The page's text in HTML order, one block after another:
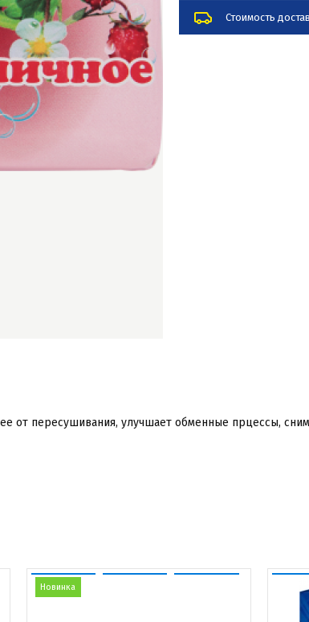
Стоимость
от пересушивания, улучшает обменные прцессы,
Новинка